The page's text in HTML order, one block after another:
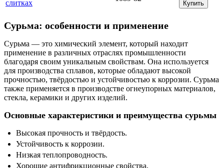
слитках
Купить
Сурьма: особенности и применение
Сурьма — это химический элемент, который находит
применение в различных отраслях промышленности
благодаря своим уникальным свойствам. Она используется
для производства сплавов, которые обладают высокой
прочностью, твёрдостью и устойчивостью к коррозии. Сурьма
также применяется в производстве огнеупорных материалов,
стекла, керамики и других изделий.
Основные характеристики и преимущества сурьмы
Высокая прочность и твёрдость.
Устойчивость к коррозии.
Низкая теплопроводность.
Хорошие антифрикционные свойства.